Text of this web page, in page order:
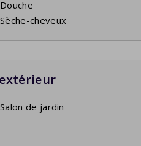
Douche
Sèche-cheveux
Salon de jardin